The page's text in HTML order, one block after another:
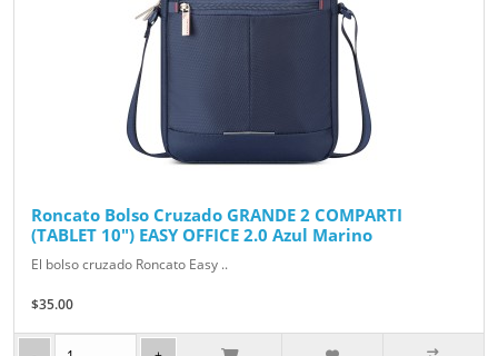
Roncato Bolso Cruzado GRANDE 2 COMPARTI
(TABLET 10") EASY OFFICE 2.0 Azul Marino
El bolso cruzado Roncato Easy ..
$35.00